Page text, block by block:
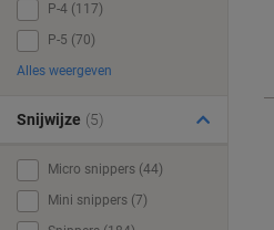
P-4 (117)
P-5 (70)
Alles weergeven
Snijwijze (5)
Micro snippers (44)
Mini snippers (7)